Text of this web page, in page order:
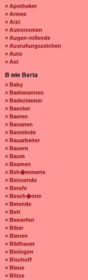
» Apotheker
» Armee
» Arzt
» Astronomen
» Augen-rollende
» Ausrufungszeichen
» Auto
» Axt
B wie Berta
» Baby
» Badewannen
» Badezimmer
» Baecker
» Baeren
» Bananen
» Bastelnde
» Bauarbeiter
» Bauern
» Baum
» Beamen
» Beh�mmerte
» Beissende
» Berufe
» Besch�mte
» Betende
» Bett
» Bewerfen
» Biber
» Bienen
» Bildhauer
» Biologen
» Bischoff
» Blaue
» Blitze